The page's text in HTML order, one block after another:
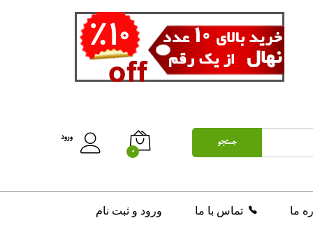
جستجو
0
ورود
ما تماس با ما ورود و ثبت نام
تومان200,000 افزودن به سبد خرید